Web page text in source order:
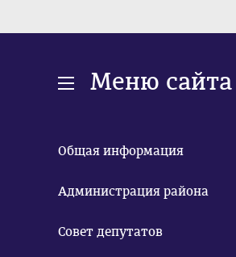
Меню сайта
Общая информация
Администрация района
Совет депутатов